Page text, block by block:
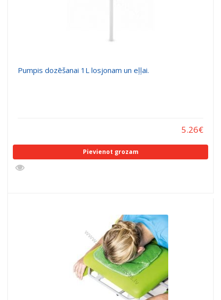
Pumpis dozēšanai 1L losjonam un eļļai.
5.26€
Pievienot grozam